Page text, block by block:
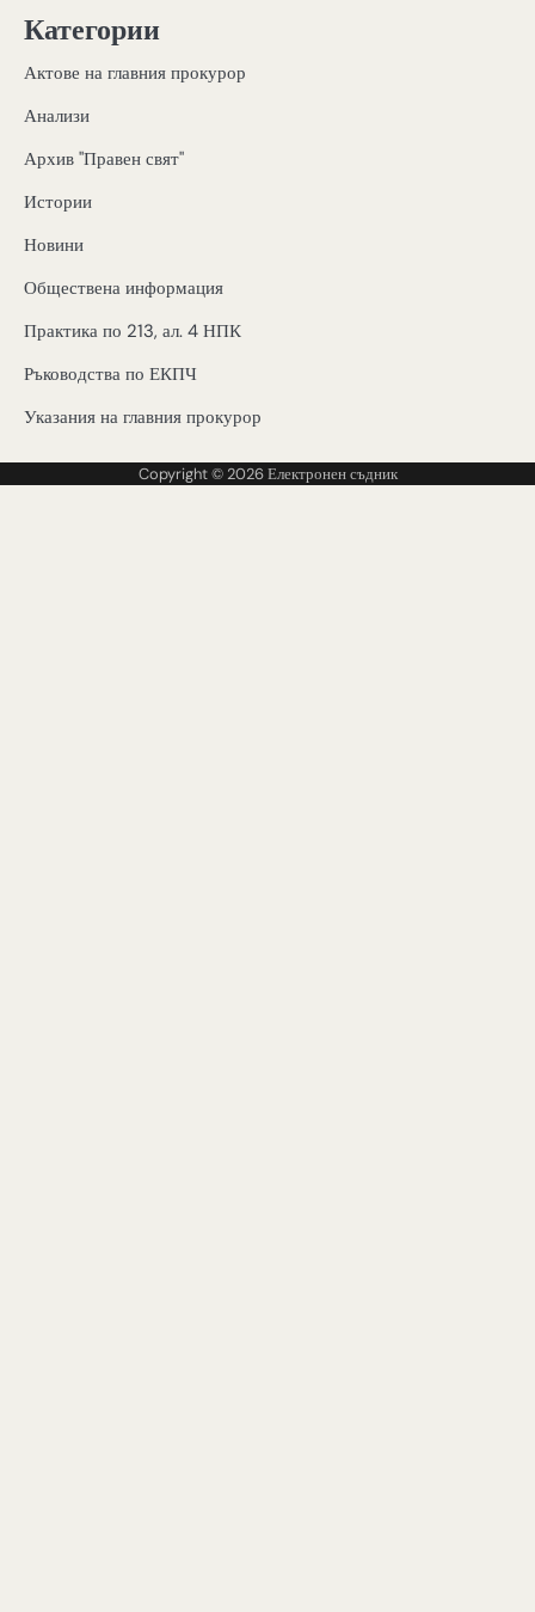
Категории
Актове на главния прокурор
Анализи
Архив "Правен свят"
Истории
Новини
Обществена информация
Практика по 213, ал. 4 НПК
Ръководства по ЕКПЧ
Указания на главния прокурор
Copyright © 2026Електронен съдник